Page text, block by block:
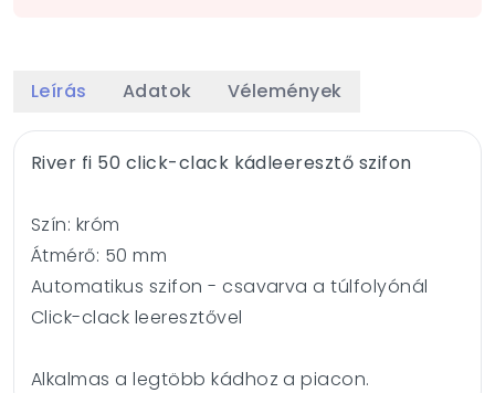
Leírás Adatok Vélemények
River fi 50 click-clack kádleeresztő szifon
Szín: króm
Átmérő: 50 mm
Automatikus szifon - csavarva a túlfolyónál
Click-clack leeresztővel
Alkalmas a legtöbb kádhoz a piacon.